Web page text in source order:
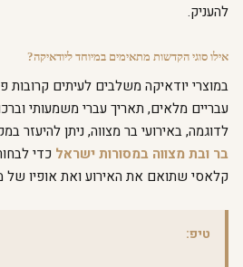
להעניק.
אילו סוגי הקדשות מתאימים במיוחד ליודאיקה?
במוצרי יודאיקה משלבים לעיתים
עבריים מלאים, תאריך עברי משמעותי
לדוגמה, באירועי בר מצווה, ניתן להיעזר
בר ובת מצווה במסורות ישראל כדי
קלאסי שתואם את האירוע ואת אופיו של
טיפ: